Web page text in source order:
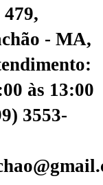
- MA,
às 13:00
3553-